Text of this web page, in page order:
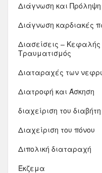
Διάγνωση και Πρόληψη
Διάγνωση καρδιακές
Διασείσεις –
Τραυματισμός
Διαταραχές των
Διατροφή και Άσκηση
διαχείριση του διαβήτη
Διαχείριση του πόνου
Διπολική διαταραχή
Έκζεμα